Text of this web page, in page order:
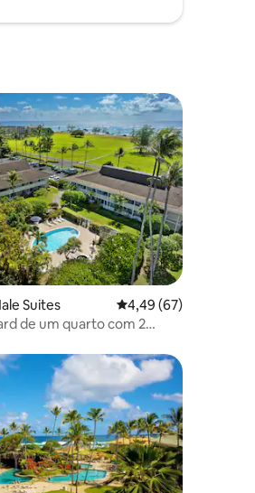
Suites
4,49 de uma
4,49 (67)
de um quarto com 2